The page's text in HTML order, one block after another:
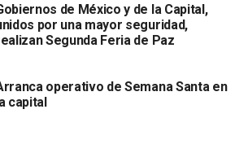
cerca de 10 mil elementos
imágenes y videos— y ocupaba un
. Además del contenido
datos personales y enlaces a
varias mujeres , quienes podrían
de una posible vulneración a su
de México y de la Capital,
por una mayor seguridad,
Segunda Feria de Paz
operativo de Semana Santa en
capital